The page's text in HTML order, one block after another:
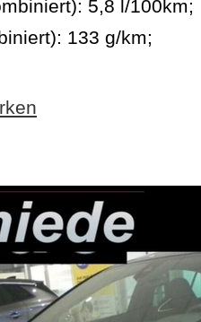
5,8 l/100km;
133 g/km;